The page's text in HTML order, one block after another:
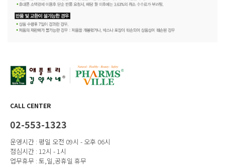
CALL CENTER
02-553-1323
운영시간 : 평일 오전 09시 - 오후 06시
점심시간 : 12시 - 1시
업무휴무 : 토,일,공휴일 휴무